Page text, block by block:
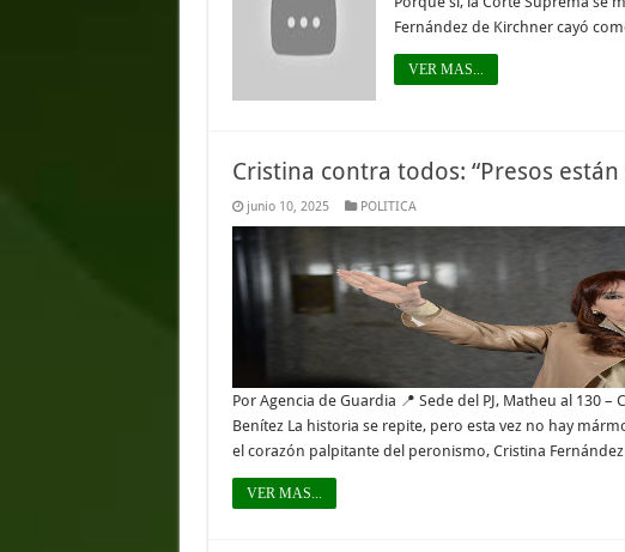
Fernández de Kirchner cayó
VER MAS...
Cristina contra todos: “Presos
junio 10, 2025 POLITICA
Por Agencia de Guardia 📍 Sede del PJ, Matheu al 130
Benítez La historia se repite, pero esta vez no hay
el corazón palpitante del peronismo, Cristina
VER MAS...